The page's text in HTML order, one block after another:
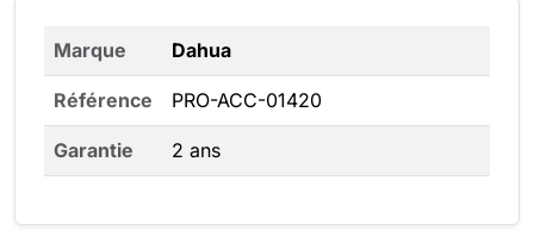
Marque Dahua
Référence PRO-ACC-01420
Garantie 2 ans